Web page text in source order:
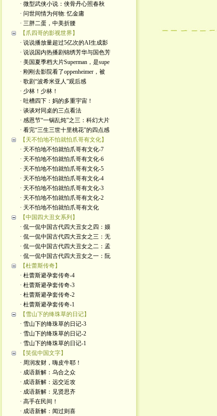
· 微型武侠小说：侠骨丹心照春秋
· 问世间情为何物: 忆金庸
· 三胖二蛋，中美折腰
【爪四哥的影视世界】
· 说说播放量超过5亿次的AI生成影
· 说说国内热播剧锦绣芳华与国色芳
· 美国夏季档大片Superman，是supe
· 刚刚去影院看了oppenheimer，被
· 歌剧“波希米亚人”观后感
· 少林！少林！
· 吐槽四下：妈的多重宇宙！
· 谈谈对同桌的三点看法
· 感恩节“一锅乱炖”之三：科幻大片
· 看完“三生三世十里桃花”的四点感
【天不怕地不怕就怕爪哥有文化】
· 天不怕地不怕就怕爪哥有文化-7
· 天不怕地不怕就怕爪哥有文化-6
· 天不怕地不怕就怕爪哥有文化-5
· 天不怕地不怕就怕爪哥有文化-4
· 天不怕地不怕就怕爪哥有文化-3
· 天不怕地不怕就怕爪哥有文化-2
· 天不怕地不怕就怕爪哥有文化
【中国四大丑女系列】
· 侃一侃中国古代四大丑女之四：嫫
· 侃一侃中国古代四大丑女之三：无
· 侃一侃中国古代四大丑女之二：孟
· 侃一侃中国古代四大丑女之一：阮
【杜蕾斯传奇】
· 杜蕾斯避孕套传奇-4
· 杜蕾斯避孕套传奇-3
· 杜蕾斯避孕套传奇-2
· 杜蕾斯避孕套传奇-1
【雪山下的绛珠草的日记】
· 雪山下的绛珠草的日记-3
· 雪山下的绛珠草的日记-2
· 雪山下的绛珠草的日记-1
【笑侃中国文字】
· 周润发财，嗨皮牛耶！
· 成语新解：乌合之众
· 成语新解：远交近攻
· 成语新解：见贤思齐
· 高手在民间！
· 成语新解：闻过则喜